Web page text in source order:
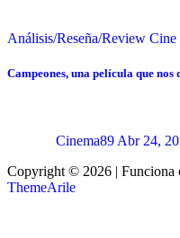
Análisis/Reseña/Review Cine
Campeones, una película que
Cinema89 Abr 24,
Copyright © 2026 | Funciona
ThemeArile